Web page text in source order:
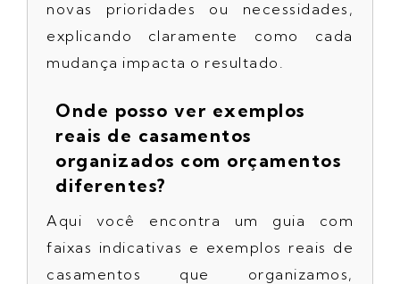
novas prioridades ou necessidades,
explicando claramente como cada
mudança impacta o resultado.
Onde posso ver exemplos
reais de casamentos
organizados com orçamentos
diferentes?
Aqui você encontra um guia com
faixas indicativas e exemplos reais de
casamentos que organizamos,